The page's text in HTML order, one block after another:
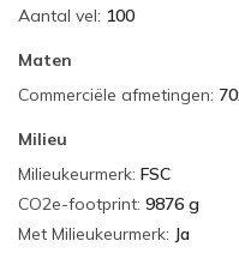
Aantal vel: 100
Maten
Commerciële afmetingen:
Milieu
Milieukeurmerk: FSC
CO2e-footprint: 9876 g
Met Milieukeurmerk: Ja